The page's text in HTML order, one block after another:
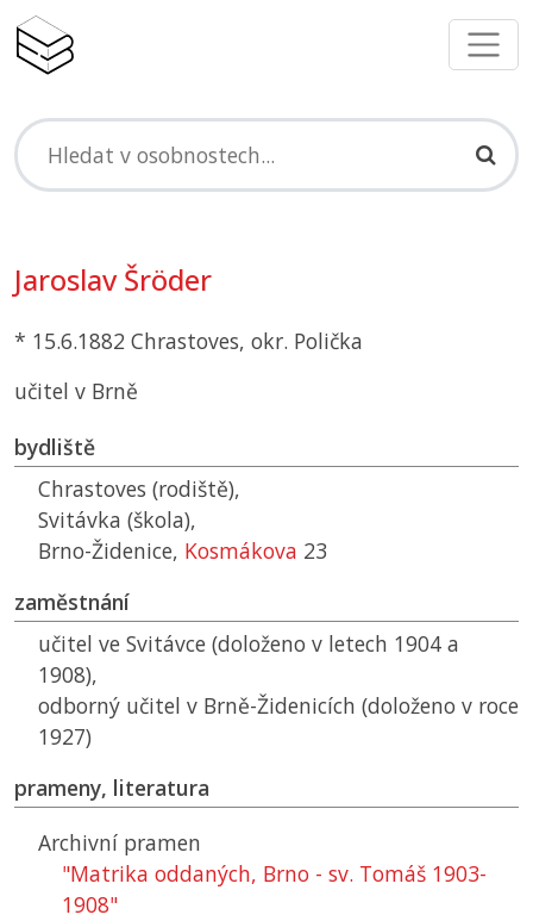
Jaroslav Šröder
* 15.6.1882 Chrastoves, okr. Polička
učitel v Brně
bydliště
Chrastoves (rodiště),
Svitávka (škola),
Brno-Židenice, Kosmákova 23
zaměstnání
učitel ve Svitávce (doloženo v letech 1904 a
1908),
odborný učitel v Brně-Židenicích (doloženo v roce
1927)
prameny, literatura
Archivní pramen
"Matrika oddaných, Brno - sv. Tomáš 1903-
1908"